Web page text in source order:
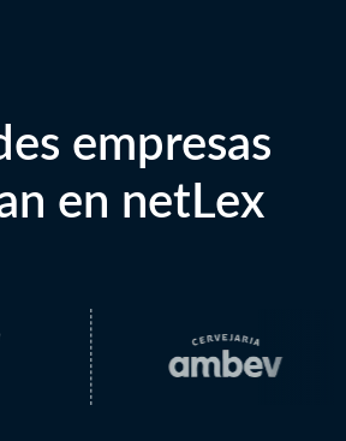
empresas
en netLex